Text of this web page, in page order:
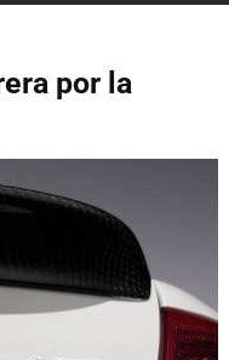
por la